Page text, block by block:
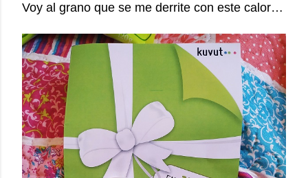
Voy al grano que se me derrite con este calor…